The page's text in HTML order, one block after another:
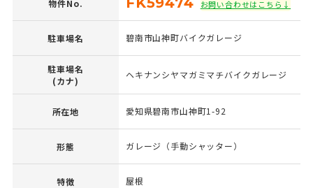
物件No. お問い合わせはこちら↓
駐車場名 碧南市山神町バイクガレージ
駐車場名
(カナ)
ヘキナンシヤマガミマチバイクガレージ
所在地 愛知県碧南市山神町1-92
形態 ガレージ（手動シャッター）
特徴 屋根